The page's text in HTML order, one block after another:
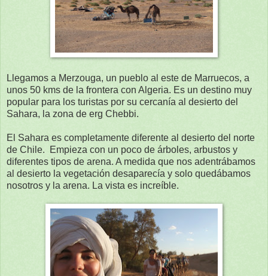
Llegamos a Merzouga, un pueblo al este de Marruecos, a
unos 50 kms de la frontera con Algeria. Es un destino muy
popular para los turistas por su cercanía al desierto del
Sahara, la zona de erg Chebbi.
El Sahara es completamente diferente al desierto del norte
de Chile. Empieza con un poco de árboles, arbustos y
diferentes tipos de arena. A medida que nos adentrábamos
al desierto la vegetación desaparecía y solo quedábamos
nosotros y la arena. La vista es increíble.